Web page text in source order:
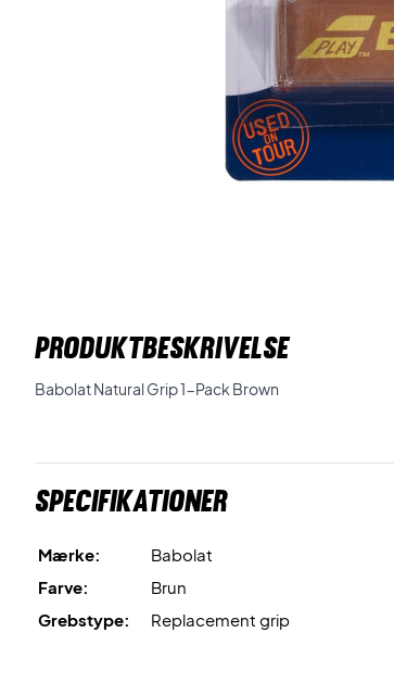
PRODUKTBESKRIVELSE
Babolat Natural Grip 1-Pack Brown
Specifikationer
Mærke:
Babolat
Farve:
Brun
Grebstype:
Replacement grip